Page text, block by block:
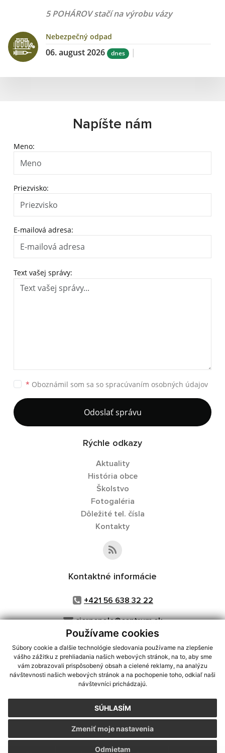
Používame cookies
Súbory cookie a ďalšie technológie sledovania používame na zlepšenie
vášho zážitku z prehliadania našich webových stránok, na to, aby sme
vám zobrazovali prispôsobený obsah a cielené reklamy, na analýzu
návštevnosti našich webových stránok a na pochopenie toho, odkiaľ naši
návštevníci prichádzajú.
SÚHLASÍM
Odmietam
Zmeniť moje nastavenia
5 POHÁROV stačí na výrobu vázy
Nebezpečný odpad
06. august 2026 dnes |
Napíšte nám
Meno:
Priezvisko:
E-mailová adresa:
Text vašej správy:
* Oboznámil som sa so spracúvaním osobných údajov
Odoslať správu
Rýchle odkazy
Aktuality
História obce
Školstvo
Fotogaléria
Dôležité tel. čísla
Kontakty
Kontaktné informácie
+421 56 638 32 22
ciernepole@centrum.sk
využite možnosť získavania aktuálnych informácií s využitím RSS
CMS systém (redakčný) systém ECHELON 2,Mapa stránok,web portál
webex.digital, s.r.o.,domény,registrácia domény
Posledná aktualizácia:27.07.2026
Vytlačiť stránku|Vyhlásenie o prístupnosti